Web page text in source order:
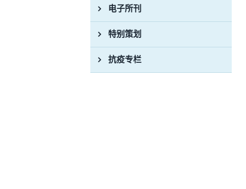
电子所刊
特别策划
抗疫专栏